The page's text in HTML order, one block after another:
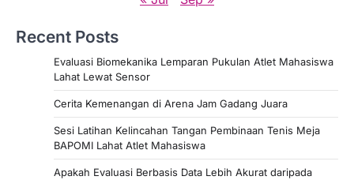
Recent Posts
Evaluasi Biomekanika Lemparan Pukulan Atlet Mahasiswa
Lahat Lewat Sensor
Cerita Kemenangan di Arena Jam Gadang Juara
Sesi Latihan Kelincahan Tangan Pembinaan Tenis Meja
BAPOMI Lahat Atlet Mahasiswa
Apakah Evaluasi Berbasis Data Lebih Akurat daripada